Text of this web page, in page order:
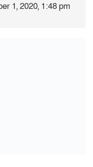
1, 2020, 1:48 pm